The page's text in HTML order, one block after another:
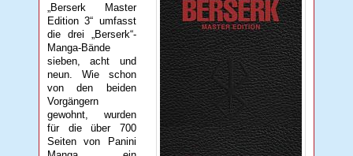
„Berserk Master
Edition 3“ umfasst
die drei „Berserk“-
Manga-Bände
sieben, acht und
neun. Wie schon
von den beiden
Vorgängern
gewohnt, wurden
für die über 700
Seiten von Panini